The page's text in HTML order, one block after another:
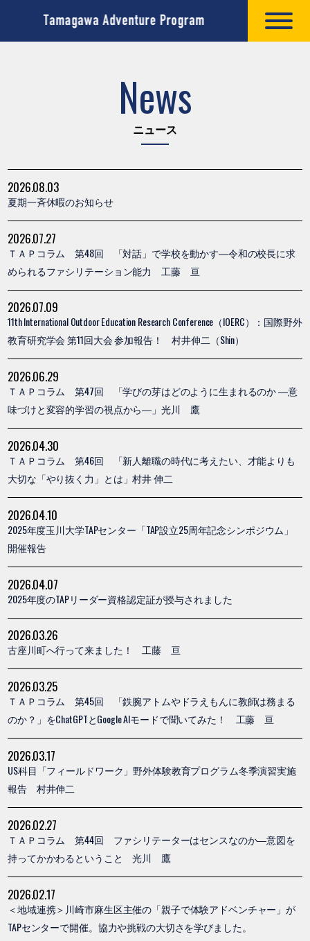
News
ニュース
2026.08.03
夏期一斉休暇のお知らせ
2026.07.27
ＴＡＰコラム 第48回 「対話」で学校を動かす―令和の校長に求
められるファシリテーション能力 工藤 亘
2026.07.09
11th International Outdoor Education Research Conference（IOERC）：国際野外
教育研究学会 第11回大会 参加報告！ 村井伸二（Shin）
2026.06.29
ＴＡＰコラム 第47回 「学びの芽はどのように生まれるのか ―意
味づけと変容的学習の視点から―」光川 鷹
2026.04.30
ＴＡＰコラム 第46回 「新人離職の時代に考えたい、才能よりも
大切な「やり抜く力」とは」村井 伸二
2026.04.10
2025年度玉川大学TAPセンター「TAP設立25周年記念シンポジウム」
開催報告
2026.04.07
2025年度のTAPリーダー資格認定証が授与されました
2026.03.26
古座川町へ行って来ました！ 工藤 亘
2026.03.25
ＴＡＰコラム 第45回 「鉄腕アトムやドラえもんに教師は務まる
のか？」をChatGPTとGoogle AIモードで聞いてみた！ 工藤 亘
2026.03.17
US科目「フィールドワーク」野外体験教育プログラム冬季演習実施
報告 村井伸二
2026.02.27
ＴＡＰコラム 第44回 ファシリテーターはセンスなのか―意図を
持ってかかわるということ 光川 鷹
2026.02.17
＜地域連携＞川崎市麻生区主催の「親子で体験アドベンチャー」が
TAPセンターで開催。協力や挑戦の大切さを学びました。